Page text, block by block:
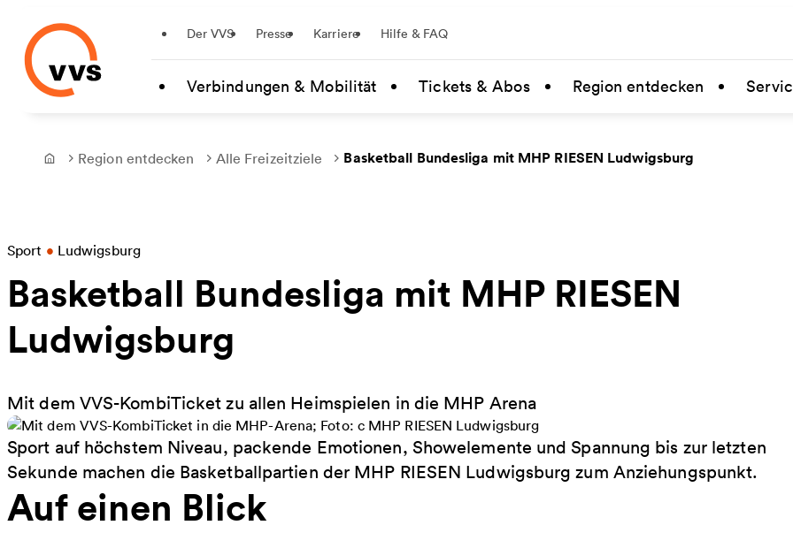
Zum Hauptinhalt springen
Der VVS Presse Karriere Hilfe & FAQ
Verbindungen & Mobilität Tickets & Abos Region entdecken
Frontpage
Region entdecken Alle Freizeitziele Basketball Bundesliga mit MHP RIESEN Ludwigsburg
Sport • Ludwigsburg
Basketball Bundesliga mit MHP RIESEN
Ludwigsburg
Mit dem VVS-KombiTicket zu allen Heimspielen in die MHP Arena
Sport auf höchstem Niveau, packende Emotionen, Showelemente und Spannung bis zur letzten
Sekunde machen die Basketballpartien der MHP RIESEN Ludwigsburg zum Anziehungspunkt.
Auf einen Blick